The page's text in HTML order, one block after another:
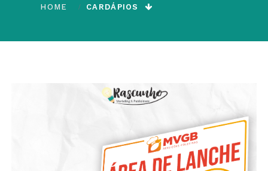
HOME CARDÁPIOS